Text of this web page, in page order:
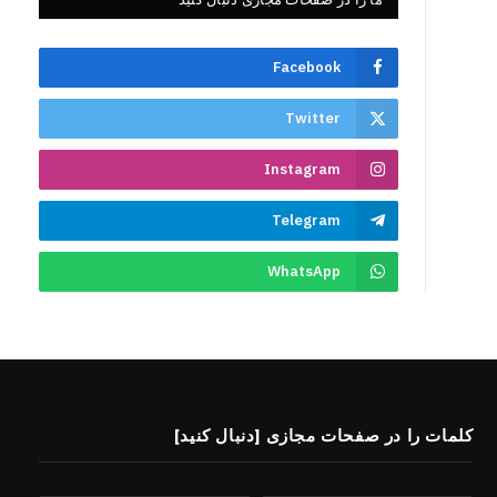
Facebook
Twitter
Instagram
Telegram
WhatsApp
کلمات را در صفحات مجازی [دنبال کنید]